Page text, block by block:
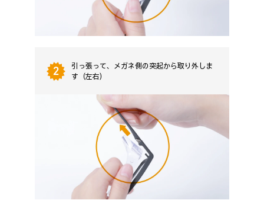
2
引っ張って、メガネ側の突起から取り外しま
す（左右）